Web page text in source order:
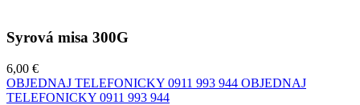
Syrová misa 300G
6,00 €
OBJEDNAJ TELEFONICKY 0911 993 944 OBJEDNAJ
TELEFONICKY 0911 993 944